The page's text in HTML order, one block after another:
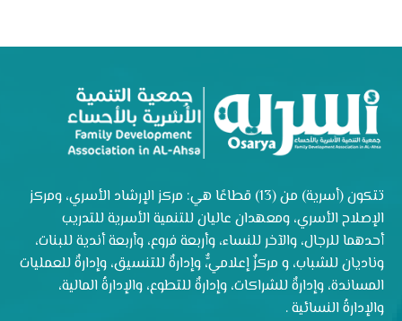
تتكون (أسرية) من (13) قطاعًا هي: مركز الإرشاد الأسري، ومركز
الإصلاح الأسري، ومعهدان عاليان للتنمية الأسرية للتدريب
أحدهما للرجال، والآخر للنساء، وأربعة فروع، وأربعة أندية للبنات،
وناديان للشباب، و مركزٌ إعلاميٌّ، وإدارةٌ للتنسيق، وإدارةٌ للعمليات
المساندة، وإدارةٌ للشراكات، وإدارةٌ للتطوع، والإدارةُ المالية،
والإدارةُ النسائية .